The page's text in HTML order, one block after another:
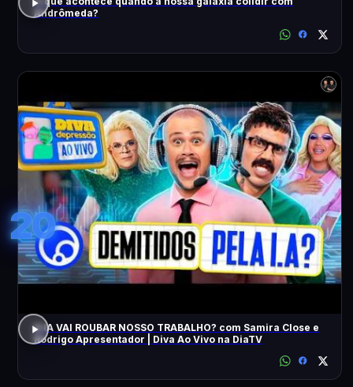
Andrômeda?
20
A IA VAI ROUBAR NOSSO TRABALHO? com Samira Close e
Rodrigo Apresentador | Diva Ao Vivo na DiaTV